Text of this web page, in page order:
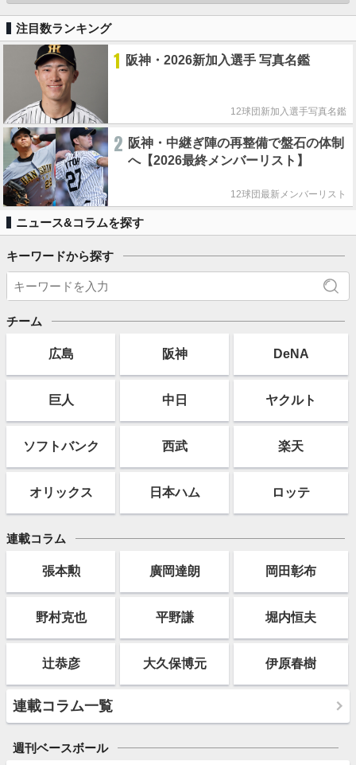
注目数ランキング
1 阪神・2026新加入選手 写真名鑑
12球団新加入選手写真名鑑
2 阪神・中継ぎ陣の再整備で盤石の体制
へ【2026最終メンバーリスト】
12球団最新メンバーリスト
ニュース&コラムを探す
キーワードから探す
チーム
広島 阪神 DeNA
巨人 中日 ヤクルト
ソフトバンク 西武 楽天
オリックス 日本ハム ロッテ
連載コラム
張本勲 廣岡達朗 岡田彰布
野村克也 平野謙 堀内恒夫
辻恭彦 大久保博元 伊原春樹
連載コラム一覧
週刊ベースボール